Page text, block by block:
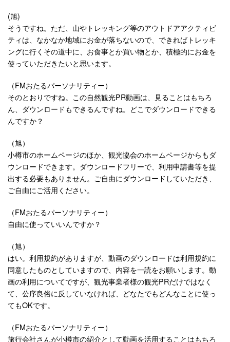
(旭)
そうですね。ただ、山やトレッキング等のアウトドアアクティビ
ティは、なかなか地域にお金が落ちないので、できればトレッキ
ングに行くその道中に、お食事とか買い物とか、積極的にお金を
使っていただきたいと思います。
（FMおたるパーソナリティー）
そのとおりですね。この自然観光PR動画は、見ることはもちろ
ん、ダウンロードもできるんですね。どこでダウンロードできる
んですか？
（旭）
小樽市のホームページのほか、観光協会のホームページからもダ
ウンロードできます。ダウンロードフリーで、利用申請書等を提
出する必要もありません。ご自由にダウンロードしていただき、
ご自由にご活用ください。
（FMおたるパーソナリティー）
自由に使っていいんですか？
（旭）
はい。利用規約がありますが、動画のダウンロードは利用規約に
同意したものとしていますので、内容を一読をお願いします。動
画の利用についてですが、観光事業者様の観光PRだけではなく
て、公序良俗に反していなければ、どなたでもどんなことに使っ
てもOKです。
（FMおたるパーソナリティー）
旅行会社さんが小樽市の紹介として動画を活用することはもちろ